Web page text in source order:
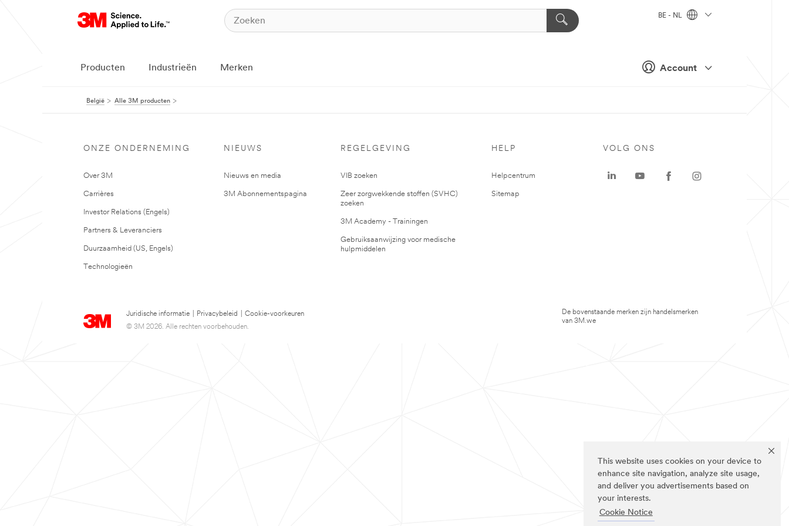
This website uses cookies on your device to
enhance site navigation, analyze site usage,
and deliver you advertisements based on
your interests.
Cookie Notice
Account
BE - NL
Producten Industrieën Merken
België Alle 3M producten
ONZE ONDERNEMING
Over 3M
Carrières
Investor Relations (Engels)
Partners & Leveranciers
Duurzaamheid (US, Engels)
Technologieën
NIEUWS
Nieuws en media
3M Abonnementspagina
REGELGEVING
VIB zoeken
Zeer zorgwekkende stoffen (SVHC)
zoeken
3M Academy - Trainingen
Gebruiksaanwijzing voor medische
hulpmiddelen
HELP
Helpcentrum
Sitemap
Juridische informatie Privacybeleid
Cookie-voorkeuren
© 3M 2026. Alle rechten voorbehouden.
VOLG ONS
De bovenstaande merken zijn handelsmerken
van 3M.we